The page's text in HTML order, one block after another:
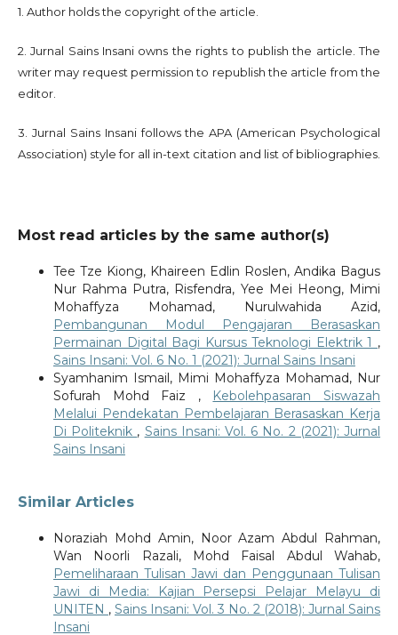
1. Author holds the copyright of the article.
2. Jurnal Sains Insani owns the rights to publish the article. The
writer may request permission to republish the article from the
editor.
3. Jurnal Sains Insani follows the APA (American Psychological
Association) style for all in-text citation and list of bibliographies.
Most read articles by the same author(s)
Tee Tze Kiong, Khaireen Edlin Roslen, Andika Bagus
Nur Rahma Putra, Risfendra, Yee Mei Heong, Mimi
Mohaffyza Mohamad, Nurulwahida Azid,
Pembangunan Modul Pengajaran Berasaskan
Permainan Digital Bagi Kursus Teknologi Elektrik 1 ,
Sains Insani: Vol. 6 No. 1 (2021): Jurnal Sains Insani
Syamhanim Ismail, Mimi Mohaffyza Mohamad, Nur
Sofurah Mohd Faiz , Kebolehpasaran Siswazah
Melalui Pendekatan Pembelajaran Berasaskan Kerja
Di Politeknik , Sains Insani: Vol. 6 No. 2 (2021): Jurnal
Sains Insani
Similar Articles
Noraziah Mohd Amin, Noor Azam Abdul Rahman,
Wan Noorli Razali, Mohd Faisal Abdul Wahab,
Pemeliharaan Tulisan Jawi dan Penggunaan Tulisan
Jawi di Media: Kajian Persepsi Pelajar Melayu di
UNITEN , Sains Insani: Vol. 3 No. 2 (2018): Jurnal Sains
Insani